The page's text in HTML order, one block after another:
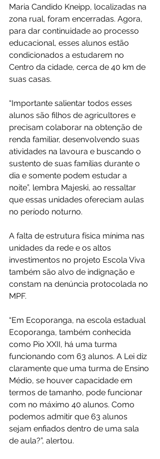
Maria Candido Kneipp, localizadas na
zona rual, foram encerradas. Agora,
para dar continuidade ao processo
educacional, esses alunos estão
condicionados a estudarem no
Centro da cidade, cerca de 40 km de
suas casas.
“Importante salientar todos esses
alunos são filhos de agricultores e
precisam colaborar na obtenção de
renda familiar, desenvolvendo suas
atividades na lavoura e buscando o
sustento de suas famílias durante o
dia e somente podem estudar a
noite”, lembra Majeski, ao ressaltar
que essas unidades ofereciam aulas
no período noturno.
A falta de estrutura física mínima nas
unidades da rede e os altos
investimentos no projeto Escola Viva
também são alvo de indignação e
constam na denúncia protocolada no
MPF.
“Em Ecoporanga, na escola estadual
Ecoporanga, também conhecida
como Pio XXII, há uma turma
funcionando com 63 alunos. A Lei diz
claramente que uma turma de Ensino
Médio, se houver capacidade em
termos de tamanho, pode funcionar
com no máximo 40 alunos. Como
podemos admitir que 63 alunos
sejam enfiados dentro de uma sala
de aula?”, alertou.